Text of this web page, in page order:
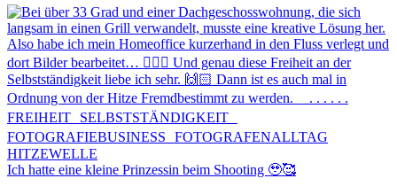
Ich hatte eine kleine Prinzessin beim Shooting 🥹🥰